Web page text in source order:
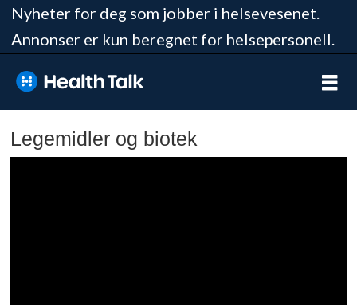
Nyheter for deg som jobber i helsevesenet.
Annonser er kun beregnet for helsepersonell.
Legemidler og biotek